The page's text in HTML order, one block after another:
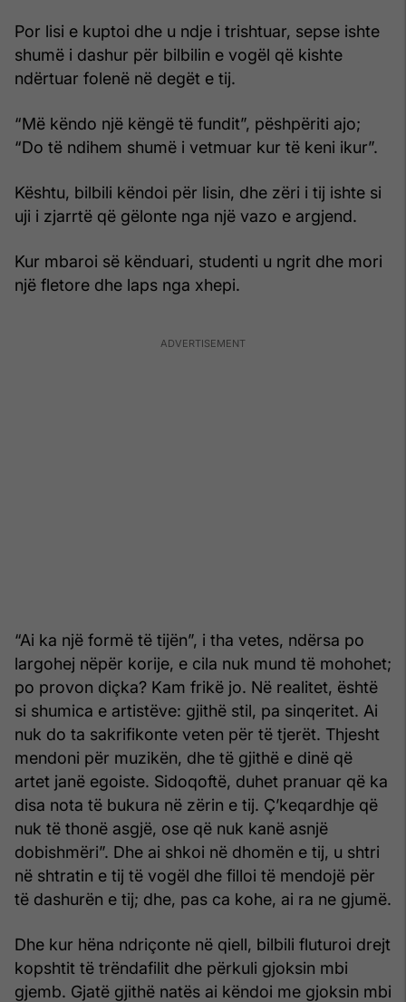
Por lisi e kuptoi dhe u ndje i trishtuar, sepse ishte
shumë i dashur për bilbilin e vogël që kishte
ndërtuar folenë në degët e tij.
“Më këndo një këngë të fundit”, pëshpëriti ajo;
“Do të ndihem shumë i vetmuar kur të keni ikur”.
Kështu, bilbili këndoi për lisin, dhe zëri i tij ishte si
uji i zjarrtë që gëlonte nga një vazo e argjend.
Kur mbaroi së kënduari, studenti u ngrit dhe mori
një fletore dhe laps nga xhepi.
“Ai ka një formë të tijën”, i tha vetes, ndërsa po
largohej nëpër korije, e cila nuk mund të mohohet;
po provon diçka? Kam frikë jo. Në realitet, është
si shumica e artistëve: gjithë stil, pa sinqeritet. Ai
nuk do ta sakrifikonte veten për të tjerët. Thjesht
mendoni për muzikën, dhe të gjithë e dinë që
artet janë egoiste. Sidoqoftë, duhet pranuar që ka
disa nota të bukura në zërin e tij. Ç’keqardhje që
nuk të thonë asgjë, ose që nuk kanë asnjë
dobishmëri”. Dhe ai shkoi në dhomën e tij, u shtri
në shtratin e tij të vogël dhe filloi të mendojë për
të dashurën e tij; dhe, pas ca kohe, ai ra ne gjumë.
Dhe kur hëna ndriçonte në qiell, bilbili fluturoi drejt
kopshtit të trëndafilit dhe përkuli gjoksin mbi
gjemb. Gjatë gjithë natës ai këndoi me gjoksin mbi